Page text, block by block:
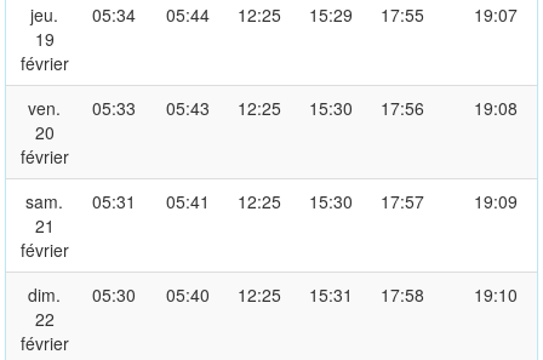
jeu.
19
février
05:34 05:44 12:25 15:29 17:55 19:07
ven.
20
février
05:33 05:43 12:25 15:30 17:56 19:08
sam.
21
février
05:31 05:41 12:25 15:30 17:57 19:09
dim.
22
février
05:30 05:40 12:25 15:31 17:58 19:10